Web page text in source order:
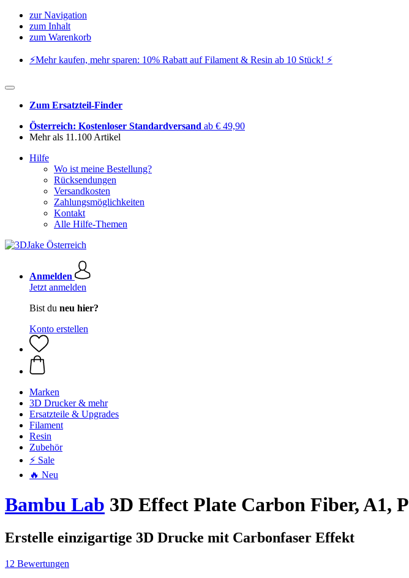
zur Navigation
zum Inhalt
zum Warenkorb
⚡️Mehr kaufen, mehr sparen: 10% Rabatt auf Filament & Resin ab 10 Stück! ⚡️
Zum Ersatzteil-Finder
Österreich: Kostenloser Standardversand ab € 49,90
Mehr als 11.100 Artikel
Hilfe
Wo ist meine Bestellung?
Rücksendungen
Versandkosten
Zahlungsmöglichkeiten
Kontakt
Alle Hilfe-Themen
Anmelden
Jetzt anmelden
Bist du neu hier?
Konto erstellen
Marken
3D Drucker & mehr
Ersatzteile & Upgrades
Filament
Resin
Zubehör
⚡ Sale
🔥 Neu
Bambu Lab 3D Effect Plate Carbon Fiber, A1,
Erstelle einzigartige 3D Drucke mit Carbonfaser Effekt
12 Bewertungen